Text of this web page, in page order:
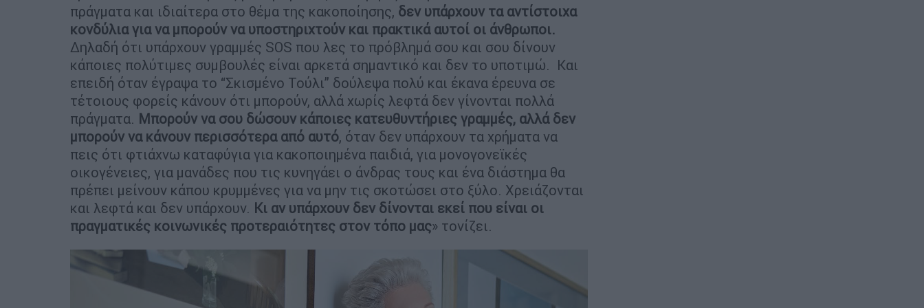
πράγματα και ιδιαίτερα στο θέμα της κακοποίησης, δεν υπάρχουν τα αντίστοιχα
κονδύλια για να μπορούν να υποστηριχτούν και πρακτικά αυτοί οι άνθρωποι.
Δηλαδή ότι υπάρχουν γραμμές SOS που λες το πρόβλημά σου και σου δίνουν
κάποιες πολύτιμες συμβουλές είναι αρκετά σημαντικό και δεν το υποτιμώ. Και
επειδή όταν έγραψα το “Σκισμένο Τούλι” δούλεψα πολύ και έκανα έρευνα σε
τέτοιους φορείς κάνουν ότι μπορούν, αλλά χωρίς λεφτά δεν γίνονται πολλά
πράγματα. Μπορούν να σου δώσουν κάποιες κατευθυντήριες γραμμές, αλλά δεν
μπορούν να κάνουν περισσότερα από αυτό, όταν δεν υπάρχουν τα χρήματα να
πεις ότι φτιάχνω καταφύγια για κακοποιημένα παιδιά, για μονογονεϊκές
οικογένειες, για μανάδες που τις κυνηγάει ο άνδρας τους και ένα διάστημα θα
πρέπει μείνουν κάπου κρυμμένες για να μην τις σκοτώσει στο ξύλο. Χρειάζονται
και λεφτά και δεν υπάρχουν. Κι αν υπάρχουν δεν δίνονται εκεί που είναι οι
πραγματικές κοινωνικές προτεραιότητες στον τόπο μας» τονίζει.